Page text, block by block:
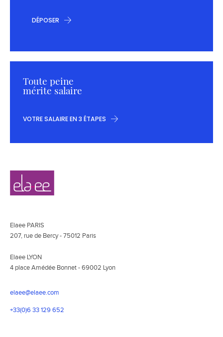
DÉPOSER
Toute peine
mérite salaire
VOTRE SALAIRE EN 3 ÉTAPES
Navigation
secondaire
Elaee
Elaee PARIS
207, rue de Bercy - 75012 Paris
Elaee LYON
4 place Amédée Bonnet - 69002 Lyon
elaee@elaee.com
+33(0)6 33 129 652